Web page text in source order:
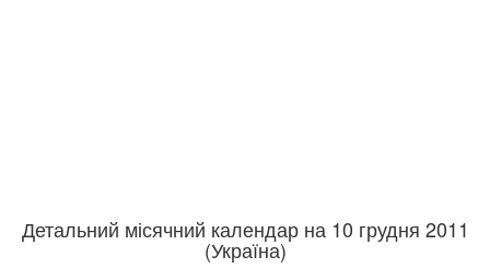
Детальний місячний календар на 10 грудня 2011
(Україна)